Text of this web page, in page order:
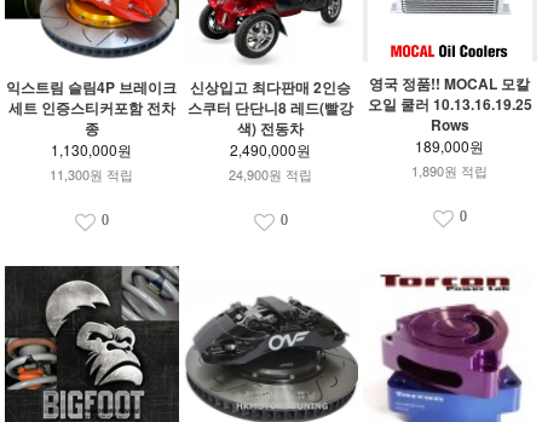
익스트림 슬림4P 브레이크
세트 인증스티커포함 전차
종
1,130,000원
11,300원 적립
0
신상입고 최다판매 2인승
스쿠터 단단니8 레드(빨강
색) 전동차
2,490,000원
24,900원 적립
0
영국 정품!! MOCAL 모칼
오일 쿨러 10.13.16.19.25
Rows
189,000원
1,890원 적립
0